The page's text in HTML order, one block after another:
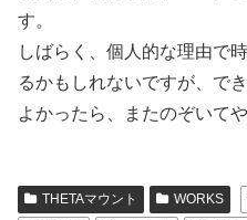
す。
しばらく、個人的な理由で
るかもしれないですが、で
よかったら、またのぞいて
THETAマウント WORKS